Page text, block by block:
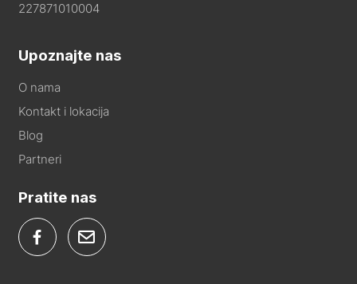
227871010004
Upoznajte nas
O nama
Kontakt i lokacija
Blog
Partneri
Pratite nas